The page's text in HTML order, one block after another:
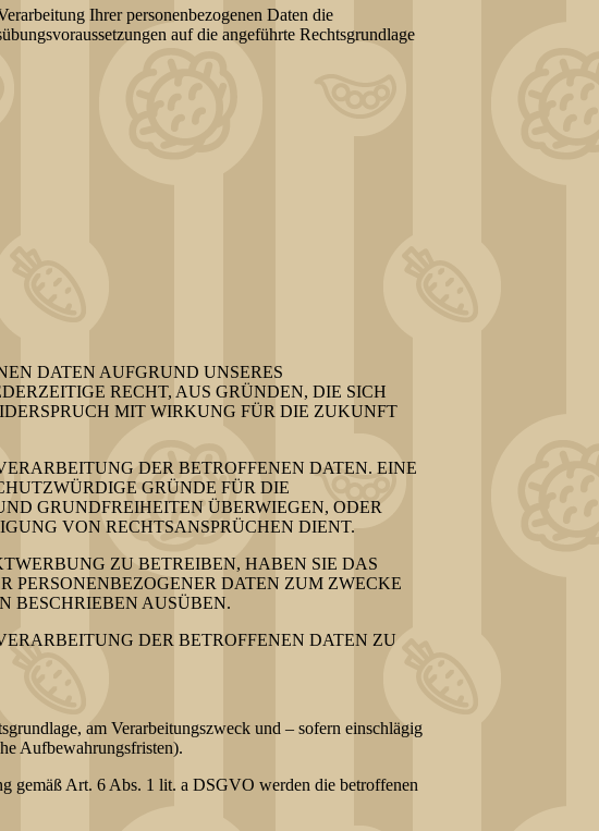
Ihrer personenbezogenen Daten die
auf die angeführte Rechtsgrundlage
DATEN AUFGRUND UNSERES
RECHT, AUS GRÜNDEN, DIE SICH
MIT WIRKUNG FÜR DIE ZUKUNFT
DER BETROFFENEN DATEN. EINE
GRÜNDE FÜR DIE
GRUNDFREIHEITEN ÜBERWIEGEN, ODER
VON RECHTSANSPRÜCHEN DIENT.
ZU BETREIBEN, HABEN SIE DAS
PERSONENBEZOGENER DATEN ZUM ZWECKE
BESCHRIEBEN AUSÜBEN.
DER BETROFFENEN DATEN ZU
am Verarbeitungszweck und – sofern einschlägig
Aufbewahrungsfristen).
gemäß Art. 6 Abs. 1 lit. a DSGVO werden die betroffenen